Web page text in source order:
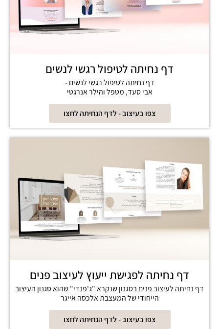
דף נחיתה לטיפול רגשי לנשים
דף נחיתה לטיפול רגשי לנשים -
אבי סעד, מטפל והילר אנרגטי
צפו בעיצוב - לדף הנחיתה לחצו
דף נחיתה לפגישת ייעוץ לעיצוב פנים
דף נחיתה לעיצוב פנים בסגנון שנקרא "ג'פנדי" שהוא סגנון העיצוב
הייחודי של המעצבת אלכסה אייגר
צפו בעיצוב - לדף הנחיתה לחצו